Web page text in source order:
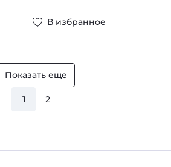
В избранное
Показать еще
1 2